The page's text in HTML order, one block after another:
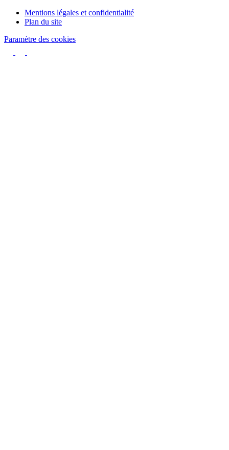
Mentions légales et confidentialité
Plan du site
Paramètre des cookies